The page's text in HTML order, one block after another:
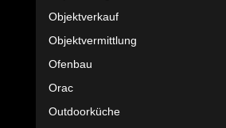
Objektverkauf
Objektvermittlung
Ofenbau
Orac
Outdoorküche